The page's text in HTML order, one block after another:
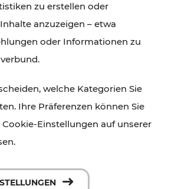
zu erstellen oder
anzuzeigen – etwa
oder Informationen zu
welche Kategorien Sie
Ihre Präferenzen können Sie
Einstellungen auf unserer